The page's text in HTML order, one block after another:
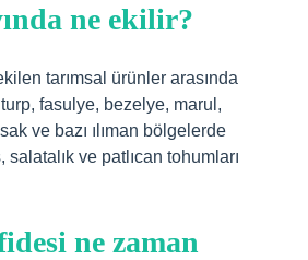
ne ekilir?
tarımsal ürünler arasında
fasulye, bezelye, marul,
ve bazı ılıman bölgelerde
salatalık ve patlıcan tohumları
ne zaman